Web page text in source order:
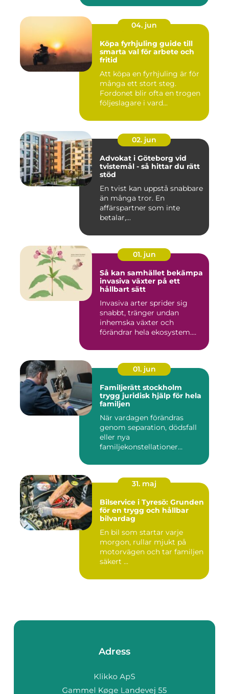
04. jun
Köpa fyrhjuling guide till
smarta val för arbete och
fritid
Att köpa en fyrhjuling är för
många ett stort steg.
Fordonet blir ofta en trogen
följeslagare i vard...
02. jun
Advokat i Göteborg vid
tvistemål - så hittar du rätt
stöd
En tvist kan uppstå snabbare
än många tror. En
affärspartner som inte
betalar,...
01. jun
Så kan samhället bekämpa
invasiva växter på ett
hållbart sätt
Invasiva arter sprider sig
snabbt, tränger undan
inhemska växter och
förändrar hela ekosystem.
01. jun
Familjerätt stockholm
trygg juridisk hjälp för hela
familjen
När vardagen förändras
genom separation, dödsfall
eller nya
familjekonstellationer
31. maj
Bilservice i Tyresö: Grunden
för en trygg och hållbar
bilvardag
En bil som startar varje
morgon, rullar mjukt på
motorvägen och tar familjen
säkert ...
Adress